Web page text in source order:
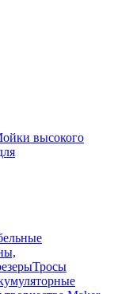
высокого
Тросы